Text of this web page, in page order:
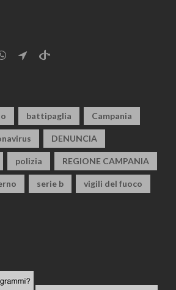
battipaglia Campania
DENUNCIA
polizia REGIONE CAMPANIA
serie b vigili del fuoco